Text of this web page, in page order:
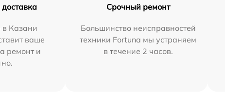
Казани
ваше
ремонт и
Срочный ремонт
Большинство неисправностей
техники Fortuna мы устраняем
в течение 2 часов.